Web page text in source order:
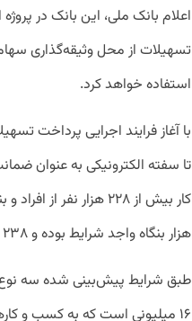
اعلام بانک ملی، این بانک در
تسهیلات از محل وثیقه‌گذاری
استفاده خواهد کرد.
با آغاز فرایند اجرایی پرداخت
تا سفته الکترونیکی به عنوان
هزار بنگاه واجد شرایط بوده و ۲۳۸ هزار نفر مشمول حمایت از طریق تسهیلات قرار گرفته‌اند.
طبق شرایط پیش‌بینی شده سه
۱۶ میلیونی است که به کسب و